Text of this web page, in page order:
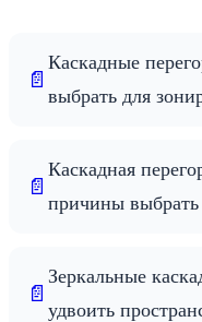
📄
Каскадные
выбрать для
📄
Каскадная
причины выбрать
📄
Зеркальные
удвоить